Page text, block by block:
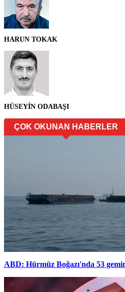
HARUN TOKAK
HÜSEYİN ODABAŞI
ÇOK OKUNAN HABERLER
ABD: Hürmüz Boğazı'nda 53